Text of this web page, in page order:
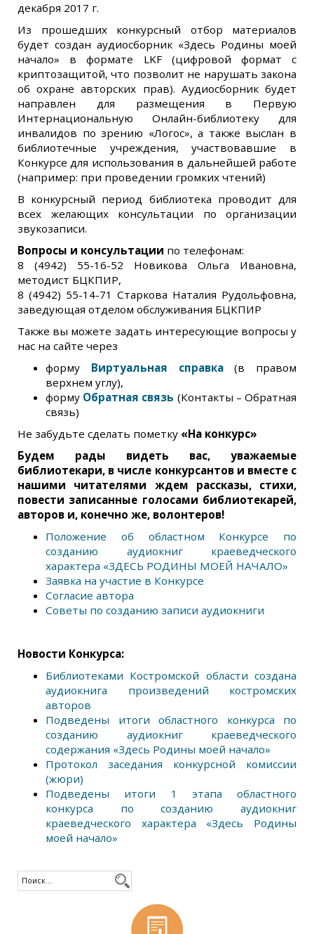
декабря 2017 г.
Из прошедших конкурсный отбор материалов
будет создан аудиосборник «Здесь Родины моей
начало» в формате LKF (цифровой формат с
криптозащитой, что позволит не нарушать закона
об охране авторских прав). Аудиосборник будет
направлен для размещения в Первую
Интернациональную Онлайн-библиотеку для
инвалидов по зрению «Логос», а также выслан в
библиотечные учреждения, участвовавшие в
Конкурсе для использования в дальнейшей работе
(например: при проведении громких чтений)
В конкурсный период библиотека проводит для
всех желающих консультации по организации
звукозаписи.
Вопросы и консультации по телефонам:
8 (4942) 55-16-52 Новикова Ольга Ивановна,
методист БЦКПИР,
8 (4942) 55-14-71 Старкова Наталия Рудольфовна,
заведующая отделом обслуживания БЦКПИР
Также вы можете задать интересующие вопросы у
нас на сайте через
форму Виртуальная справка(в правом
верхнем углу),
форму Обратная связь (Контакты – Обратная
связь)
Не забудьте сделать пометку «На конкурс»
Будем рады видеть вас, уважаемые
библиотекари, в числе конкурсантов и вместе с
нашими читателями ждем рассказы, стихи,
повести записанные голосами библиотекарей,
авторов и, конечно же, волонтеров!
Положение об областном Конкурсе по
созданию аудиокниг краеведческого
характера «ЗДЕСЬ РОДИНЫ МОЕЙ НАЧАЛО»
Заявка на участие в Конкурсе
Согласие автора
Советы по созданию записи аудиокниги
Новости Конкурса:
Библиотеками Костромской области создана
аудиокнига произведений костромских
авторов
Подведены итоги областного конкурса по
созданию аудиокниг краеведческого
содержания «Здесь Родины моей начало»
Протокол заседания конкурсной комиссии
(жюри)
Подведены итоги 1 этапа областного
конкурса по созданию аудиокниг
краеведческого характера «Здесь Родины
моей начало»